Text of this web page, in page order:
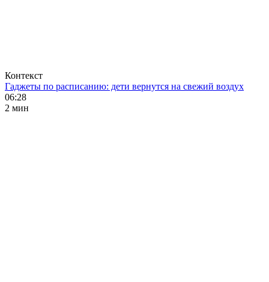
Контекст
Гаджеты по расписанию: дети вернутся на свежий воздух
06:28
2 мин